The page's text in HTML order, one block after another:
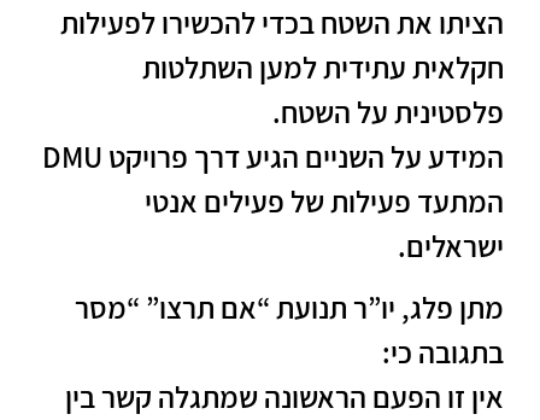
הציתו את השטח בכדי להכשירו לפעילות
חקלאית עתידית למען השתלטות
פלסטינית על השטח.
המידע על השניים הגיע דרך פרויקט DMU
המתעד פעילות של פעילים אנטי
ישראלים.
מתן פלג, יו”ר תנועת “אם תרצו” “מסר
בתגובה כי:
אין זו הפעם הראשונה שמתגלה קשר בין